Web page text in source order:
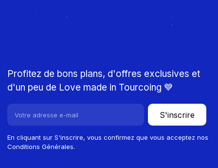
Rejoignez le Club
Profitez de bons plans, d'offres exclusives et
d'un peu de Love made in Tourcoing 💙
S'inscrire
En cliquant sur S'inscrire, vous confirmez que vous acceptez nos
Conditions Générales.